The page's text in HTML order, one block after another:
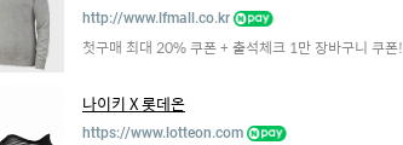
http://www.lfmall.co.kr
첫구매 최대 20% 쿠폰 + 출석체크 1만 장바구니 쿠폰!
나이키 X 롯데온
https://www.lotteon.com